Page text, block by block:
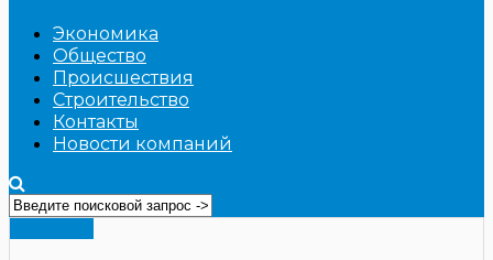
Экономика
Общество
Происшествия
Строительство
Контакты
Новости компаний